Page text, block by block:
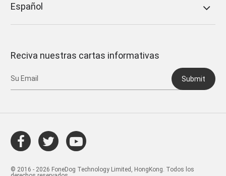
Español
Reciva nuestras cartas informativas
Submit
© 2016 - 2026 FoneDog Technology Limited, HongKong. Todos los